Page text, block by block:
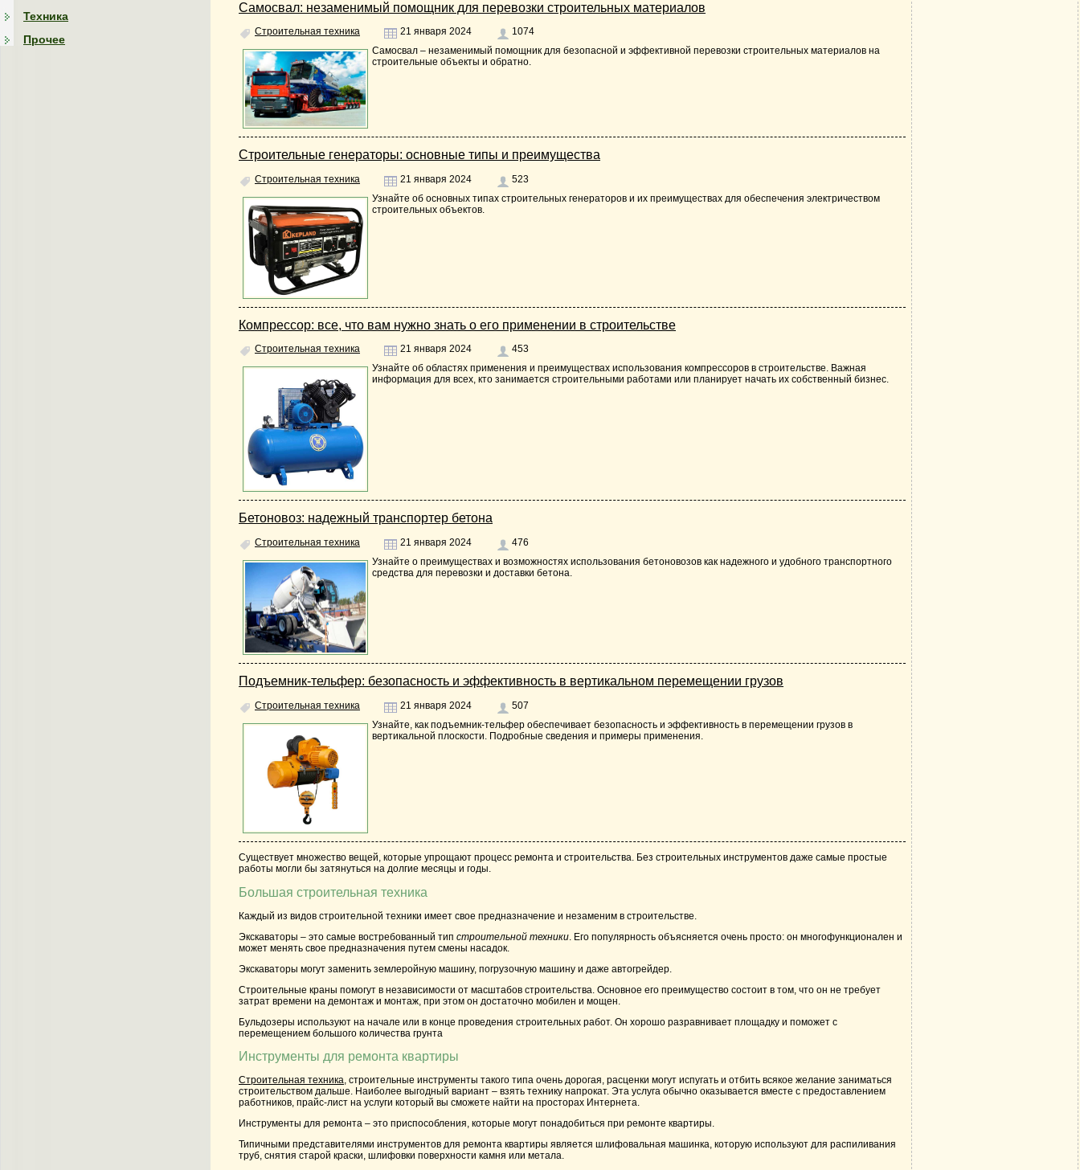
Техника
Прочее
Самосвал: незаменимый помощник для перевозки строительных материалов
Строительная техника 21 января 2024
1074
Самосвал – незаменимый помощник для безопасной и эффективной перевозки строительных материалов на
строительные объекты и обратно.
Строительные генераторы: основные типы и преимущества
Строительная техника 21 января 2024
523
Узнайте об основных типах строительных генераторов и их преимуществах для обеспечения электричеством
строительных объектов.
Компрессор: все, что вам нужно знать о его применении в строительстве
Строительная техника 21 января 2024
453
Узнайте об областях применения и преимуществах использования компрессоров в строительстве. Важная
информация для всех, кто занимается строительными работами или планирует начать их собственный бизнес.
Бетоновоз: надежный транспортер бетона
Строительная техника 21 января 2024
476
Узнайте о преимуществах и возможностях использования бетоновозов как надежного и удобного транспортного
средства для перевозки и доставки бетона.
Подъемник-тельфер: безопасность и эффективность в вертикальном перемещении грузов
Строительная техника 21 января 2024
507
Узнайте, как подъемник-тельфер обеспечивает безопасность и эффективность в перемещении грузов в
вертикальной плоскости. Подробные сведения и примеры применения.
Существует множество вещей, которые упрощают процесс ремонта и строительства. Без строительных инструментов даже самые простые
работы могли бы затянуться на долгие месяцы и годы.
Большая строительная техника
Каждый из видов строительной техники имеет свое предназначение и незаменим в строительстве.
Экскаваторы – это самые востребованный тип строительной техники. Его популярность объясняется очень просто: он многофункционален и
может менять свое предназначения путем смены насадок.
Экскаваторы могут заменить землеройную машину, погрузочную машину и даже автогрейдер.
Строительные краны помогут в независимости от масштабов строительства. Основное его преимущество состоит в том, что он не требует
затрат времени на демонтаж и монтаж, при этом он достаточно мобилен и мощен.
Бульдозеры используют на начале или в конце проведения строительных работ. Он хорошо разравнивает площадку и поможет с
перемещением большого количества грунта
Инструменты для ремонта квартиры
Строительная техника, строительные инструменты такого типа очень дорогая, расценки могут испугать и отбить всякое желание заниматься
строительством дальше. Наиболее выгодный вариант – взять технику напрокат. Эта услуга обычно оказывается вместе с предоставлением
работников, прайс-лист на услуги который вы сможете найти на просторах Интернета.
Инструменты для ремонта – это приспособления, которые могут понадобиться при ремонте квартиры.
Типичными представителями инструментов для ремонта квартиры является шлифовальная машинка, которую используют для распиливания
труб, снятия старой краски, шлифовки поверхности камня или метала.